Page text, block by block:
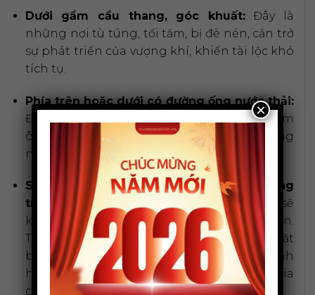
Dưới gầm cầu thang, góc khuất:Đây là
những nơi tù túng, tối tăm, bị đè nén, cản trở
sự phát triển của vượng khí, khiến tài lộc khó
tích tụ.
Phía trên hoặc dưới có đường ống nước thải:
Đặt bàn thờ ở vị trí này được coi là đại kỵ, làm
ô uế không gian thờ cúng, ảnh hưởng
nghiêm trọng đến tài vận.
Sau lưng bàn thờ là cửa sổ hoặc khoảng
trống:
Thiếu đi điểm tựa vững chắc (Sơn) sẽ
khiến tài lộc không ổn định, dễ bị tiêu tán.
Theo các chuyên gia phong thủy, việc đặt
bàn thờ ở những vị trí này có thể gây ảnh
hưởng xấu đến tài vận và sự ổn định của gia
chủ.
×